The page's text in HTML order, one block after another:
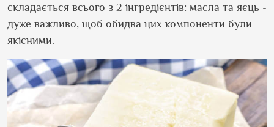
складається всього з 2 інгредієнтів: масла та яєць -
дуже важливо, щоб обидва цих компоненти були
якісними.